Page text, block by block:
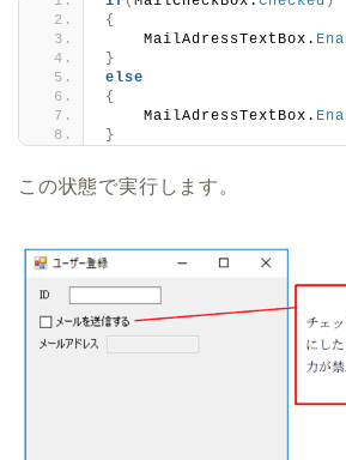
{
    MailAdressTextBox.
}
else
{
    MailAdressTextBox.
}
この状態で実行します。